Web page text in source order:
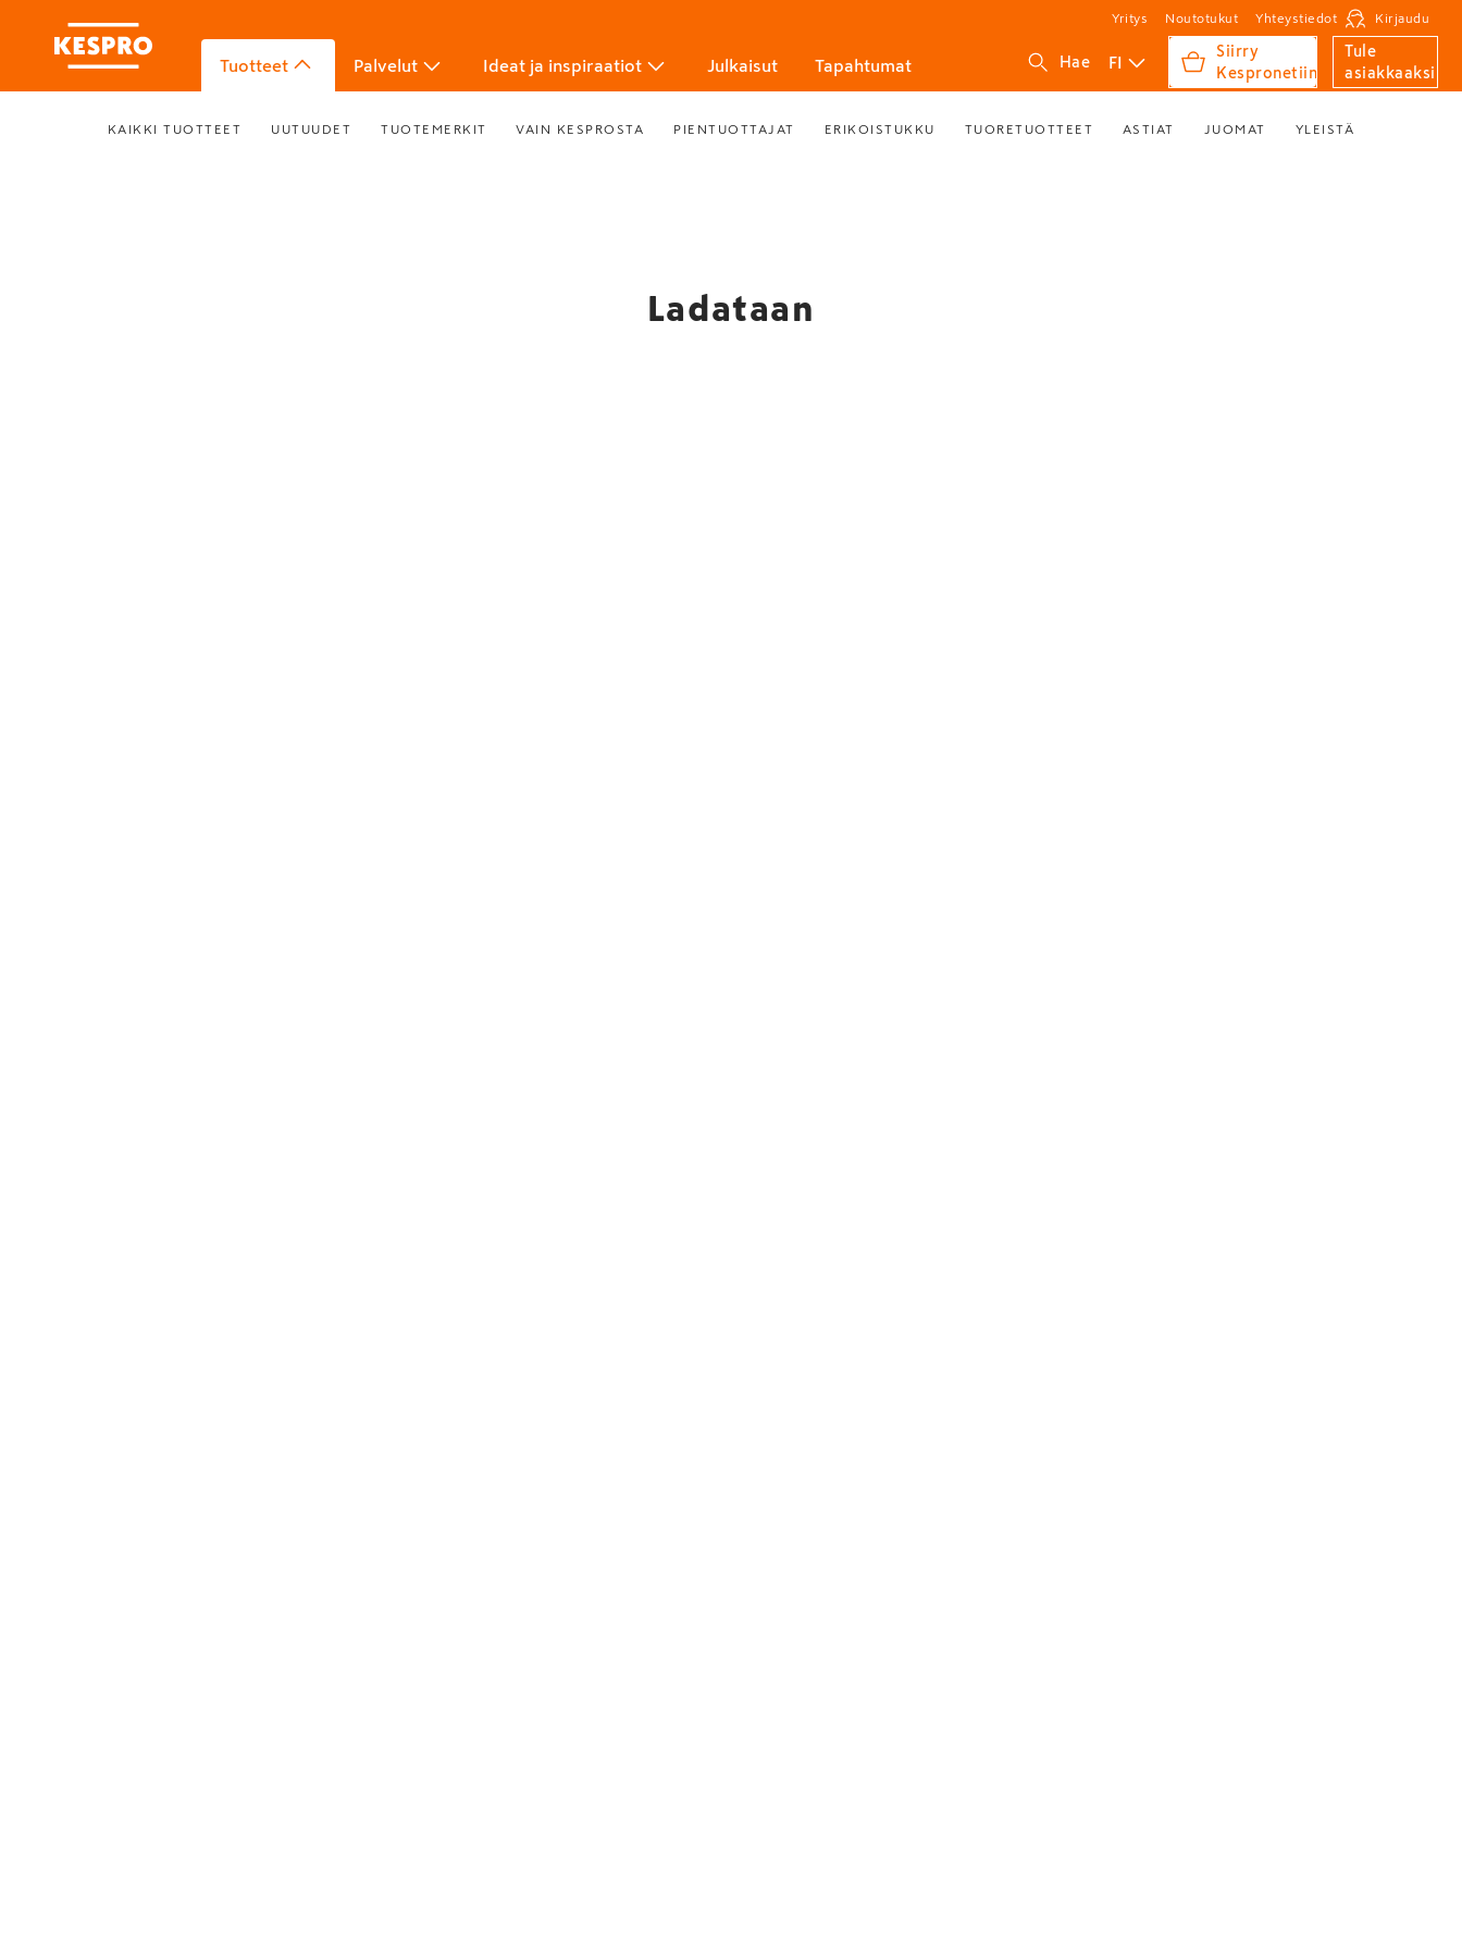
Yritys Noutotukut Yhteystiedot Kirjaudu
Tuotteet Palvelut Ideat ja inspiraatiot Julkaisut Tapahtumat Hae FI
Siirry
Kespronetiin
Tule
asiakkaaksi
KAIKKI TUOTTEET UUTUUDET TUOTEMERKIT VAIN KESPROSTA PIENTUOTTAJAT ERIKOISTUKKU TUORETUOTTEET ASTIAT JUOMAT YLEISTÄ
Ladataan